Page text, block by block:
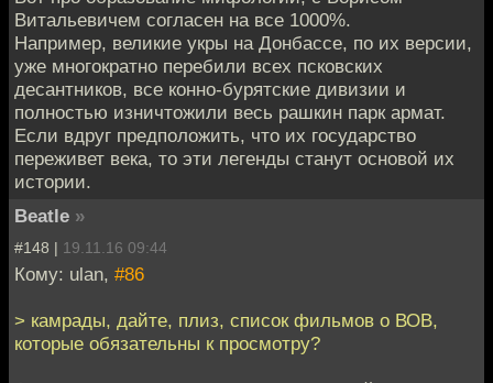
Витальевичем согласен на все 1000%.
Например, великие укры на Донбассе, по их версии,
уже многократно перебили всех псковских
десантников, все конно-бурятские дивизии и
полностью изничтожили весь рашкин парк армат.
Если вдруг предположить, что их государство
переживет века, то эти легенды станут основой их
истории.
Beatle »
#148 | 19.11.16 09:44
Кому: ulan, #86
> камрады, дайте, плиз, список фильмов о ВОВ,
которые обязательны к просмотру?